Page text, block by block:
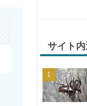
サイト